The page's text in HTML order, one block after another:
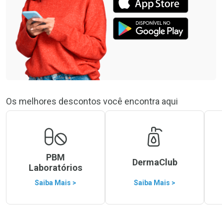
Os melhores descontos você encontra aqui
PBM
Laboratórios
Saiba Mais >
DermaClub
Saiba Mais >